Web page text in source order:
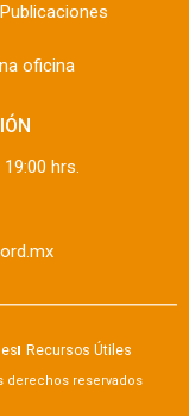
Publicaciones
oficina
hrs.
Recursos Útiles
derechos reservados